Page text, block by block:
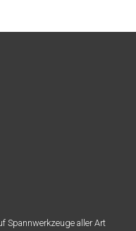
Spannwerkzeuge aller Art